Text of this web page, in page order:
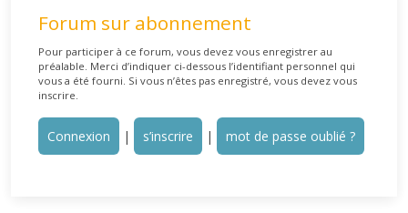
Forum sur abonnement
Pour participer à ce forum, vous devez vous enregistrer au
préalable. Merci d’indiquer ci-dessous l’identifiant personnel qui
vous a été fourni. Si vous n’êtes pas enregistré, vous devez vous
inscrire.
Connexion | s’inscrire | mot de passe oublié ?